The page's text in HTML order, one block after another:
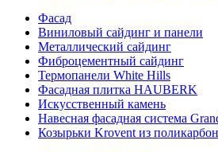
Фасад
Виниловый сайдинг и панели
Металлический сайдинг
Фиброцементный сайдинг
Термопанели White Hills
Фасадная плитка HAUBERK
Искусственный камень
Навесная фасадная система
Козырьки Krovent из